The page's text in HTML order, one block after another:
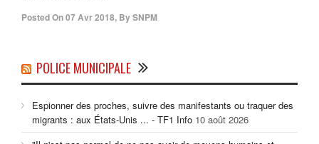
Posted On07 Avr 2018, BySNPM
POLICE MUNICIPALE
Espionner des proches, suivre des manifestants ou traquer des
migrants : aux États-Unis ... - TF1 Info 10 août 2026